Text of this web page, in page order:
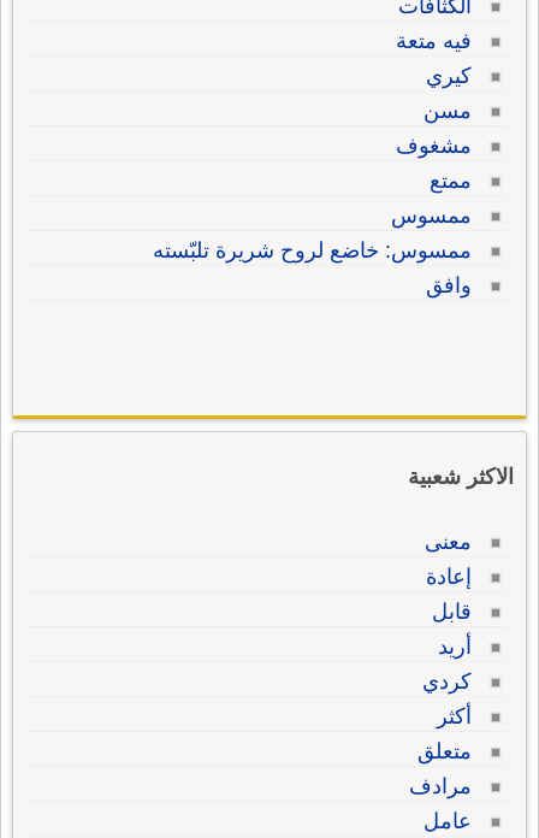
الكثافات
فيه متعة
كيري
مسن
مشغوف
ممتع
ممسوس
ممسوس: خاضع لروح شريرة تلبّسته
وافق
الاكثر شعبية
معنى
إعادة
قابل
أريد
كردي
أكثر
متعلق
مرادف
عامل